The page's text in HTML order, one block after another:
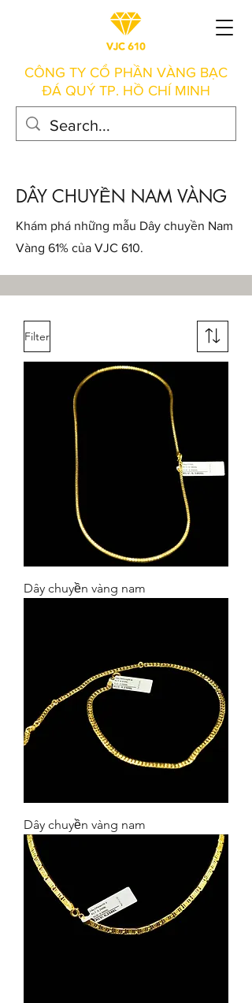
CÔNG TY CỔ PHẦN VÀNG BẠC
ĐÁ QUÝ TP. HỒ CHÍ MINH
DÂY CHUYỀN NAM VÀNG
Khám phá những mẫu Dây chuyền Nam
Vàng 61% của VJC 610.
Filter
Dây chuyền vàng nam
Dây chuyền vàng nam